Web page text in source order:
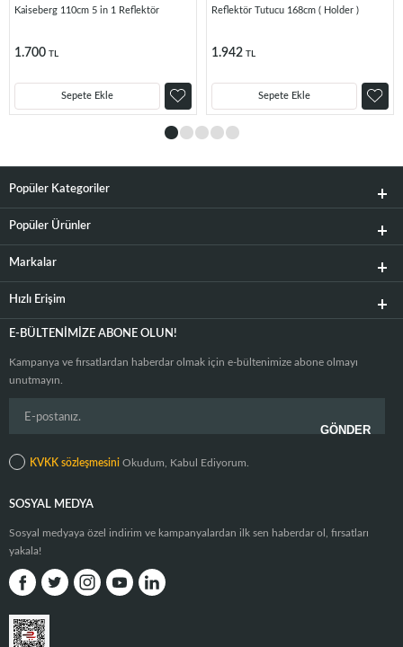
Kaiseberg 110cm 5 in 1 Reflektör
1.700 TL
Sepete Ekle
Reflektör Tutucu 168cm ( Holder )
1.942 TL
Sepete Ekle
Popüler Kategoriler
Popüler Ürünler
Markalar
Hızlı Erişim
E-BÜLTENIMIZE ABONE OLUN!
Kampanya ve fırsatlardan haberdar olmak için e-bültenimize abone olmayı
unutmayın.
KVKK sözleşmesini Okudum, Kabul Ediyorum.
SOSYAL MEDYA
Sosyal medyaya özel indirim ve kampanyalardan ilk sen haberdar ol, fırsatları
yakala!